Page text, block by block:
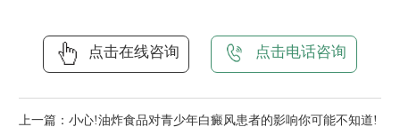
点击在线咨询 点击电话咨询
上一篇： 小心!油炸食品对青少年白癜风患者的影响你可能不知道!